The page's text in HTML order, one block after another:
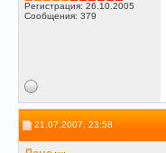
Регистрация: 26.10.2005
Сообщения: 379
21.07.2007, 23:58